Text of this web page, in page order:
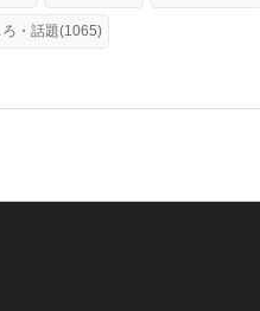
ろ・話題(1065)